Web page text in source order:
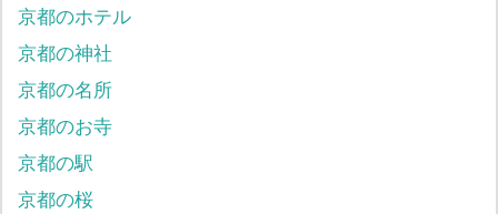
京都のホテル
京都の神社
京都の名所
京都のお寺
京都の駅
京都の桜